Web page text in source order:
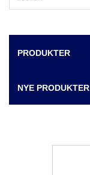
PRODUKTER
NYE PRODUKTER